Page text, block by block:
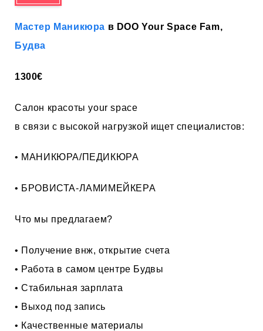
Мастер Маникюра в DOO Your Space Fam,
Будва
1300€
Салон красоты your space
в связи с высокой нагрузкой ищет специалистов:
• МАНИКЮРА/ПЕДИКЮРА
• БРОВИСТА-ЛАМИМЕЙКЕРА
Что мы предлагаем?
• Получение внж, открытие счета
• Работа в самом центре Будвы
• Стабильная зарплата
• Выход под запись
• Качественные материалы